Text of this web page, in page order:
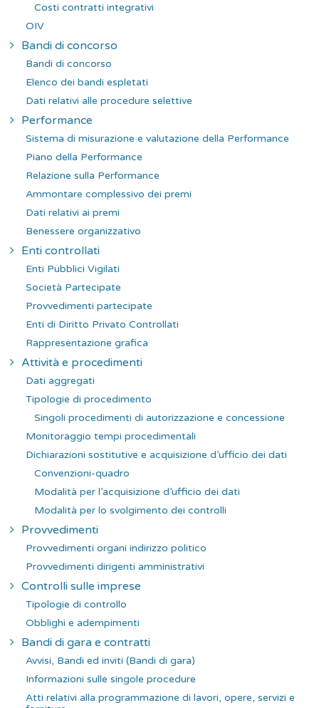
Costi contratti integrativi
OIV
Bandi di concorso
Bandi di concorso
Elenco dei bandi espletati
Dati relativi alle procedure selettive
Performance
Sistema di misurazione e valutazione della Performance
Piano della Performance
Relazione sulla Performance
Ammontare complessivo dei premi
Dati relativi ai premi
Benessere organizzativo
Enti controllati
Enti Pubblici Vigilati
Società Partecipate
Provvedimenti partecipate
Enti di Diritto Privato Controllati
Rappresentazione grafica
Attività e procedimenti
Dati aggregati
Tipologie di procedimento
Singoli procedimenti di autorizzazione e concessione
Monitoraggio tempi procedimentali
Dichiarazioni sostitutive e acquisizione d’ufficio dei dati
Convenzioni-quadro
Modalità per l’acquisizione d’ufficio dei dati
Modalità per lo svolgimento dei controlli
Provvedimenti
Provvedimenti organi indirizzo politico
Provvedimenti dirigenti amministrativi
Controlli sulle imprese
Tipologie di controllo
Obblighi e adempimenti
Bandi di gara e contratti
Avvisi, Bandi ed inviti (Bandi di gara)
Informazioni sulle singole procedure
Atti relativi alla programmazione di lavori, opere, servizi e